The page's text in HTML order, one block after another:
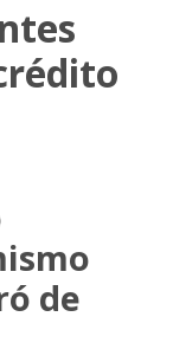
de